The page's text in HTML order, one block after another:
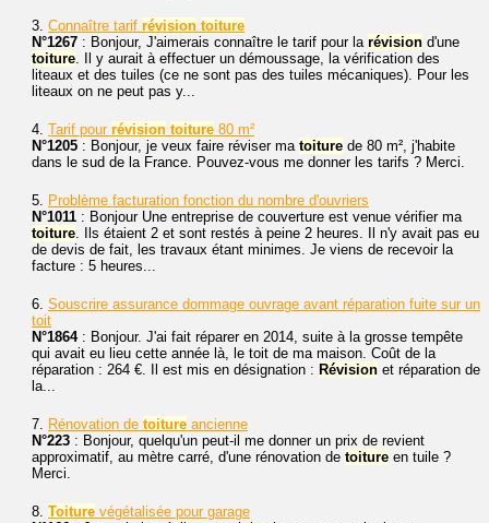
3. Connaître tarif révision toiture
N°1267 : Bonjour, J'aimerais connaître le tarif pour la révision d'une
toiture. Il y aurait à effectuer un démoussage, la vérification des
liteaux et des tuiles (ce ne sont pas des tuiles mécaniques). Pour les
liteaux on ne peut pas y...
4. Tarif pour révision toiture 80 m²
N°1205 : Bonjour, je veux faire réviser ma toiture de 80 m², j'habite
dans le sud de la France. Pouvez-vous me donner les tarifs ? Merci.
5. Problème facturation fonction du nombre d'ouvriers
N°1011 : Bonjour Une entreprise de couverture est venue vérifier ma
toiture. Ils étaient 2 et sont restés à peine 2 heures. Il n'y avait pas eu
de devis de fait, les travaux étant minimes. Je viens de recevoir la
facture : 5 heures...
6. Souscrire assurance dommage ouvrage avant réparation fuite sur un
toit
N°1864: Bonjour. J'ai fait réparer en 2014, suite à la grosse tempête
qui avait eu lieu cette année là, le toit de ma maison. Coût de la
réparation : 264 €. Il est mis en désignation : Révision et réparation de
la...
7. Rénovation de toiture ancienne
N°223 : Bonjour, quelqu'un peut-il me donner un prix de revient
approximatif, au mètre carré, d'une rénovation de toiture en tuile ?
Merci.
8. Toiture végétalisée pour garage